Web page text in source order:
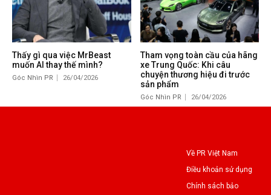
Thấy gì qua việc MrBeast
muốn AI thay thế mình?
Góc Nhìn PR 26/04/2026
Tham vọng toàn cầu của hãng
xe Trung Quốc: Khi câu
chuyện thương hiệu đi trước
sản phẩm
Góc Nhìn PR 26/04/2026
Về PR Việt Nam
Điều khoản sử dụng
Chính sách bảo